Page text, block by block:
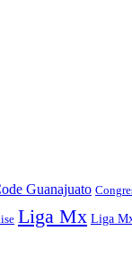
Guanajuato
Liga Mx Liga